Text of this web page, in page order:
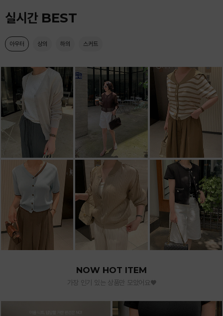
실시간 BEST
아우터 상의 하의 스커트
NOW HOT ITEM
가장 인기 있는 상품만 모았어요♥